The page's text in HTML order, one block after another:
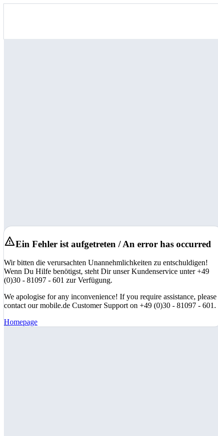
Ein Fehler ist aufgetreten / An error has occurred
Wir bitten die verursachten Unannehmlichkeiten zu entschuldigen!
Wenn Du Hilfe benötigst, steht Dir unser Kundenservice unter +49
(0)30 - 81097 - 601 zur Verfügung.
We apologise for any inconvenience! If you require assistance, please
contact our mobile.de Customer Support on +49 (0)30 - 81097 - 601.
Homepage